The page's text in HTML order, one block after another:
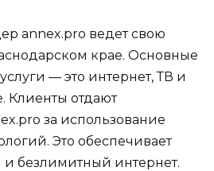
annex.pro ведет свою
крае. Основные
— это интернет, ТВ и
Клиенты отдают
за использование
Это обеспечивает
и безлимитный интернет.